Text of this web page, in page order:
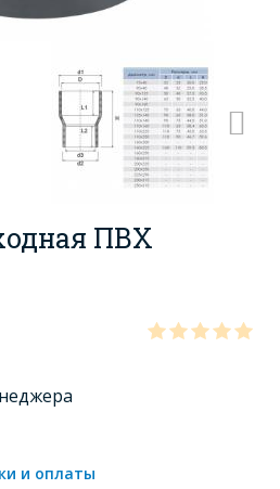
ПВХ
и оплаты